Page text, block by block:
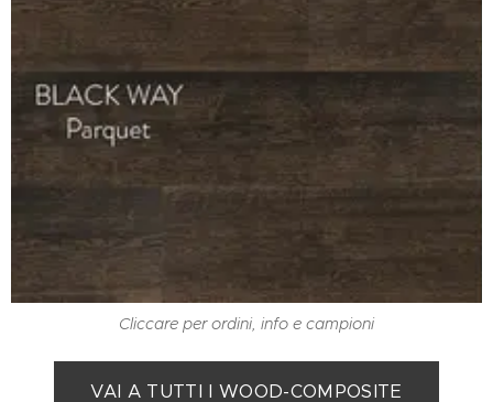
Cliccare per ordini, info e campioni
VAI A TUTTI I WOOD-COMPOSITE